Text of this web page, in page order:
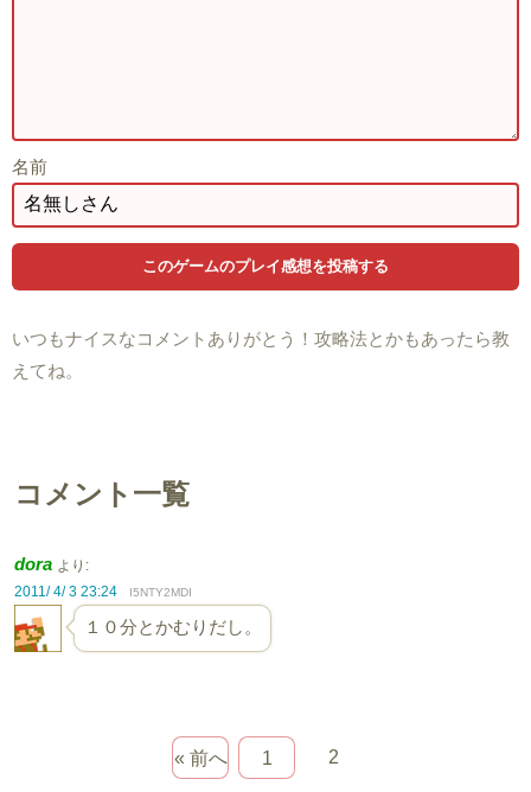
名前
いつもナイスなコメントありがとう！攻略法とかもあったら教
えてね。
コメント一覧
dora より:
2011/ 4/ 3 23:24
I5NTY2MDI
１０分とかむりだし。
« 前へ 1 2